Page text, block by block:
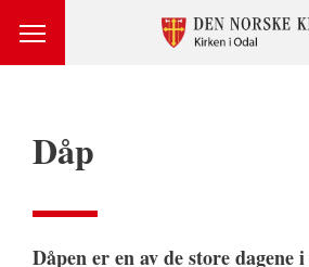
Dåp
Dåpen er en av de store dagene